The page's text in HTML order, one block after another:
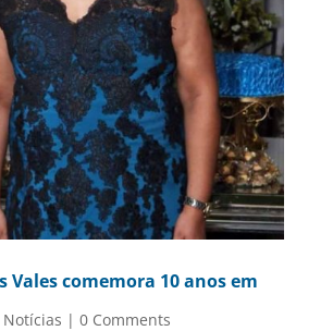
Vales comemora 10 anos em
Notícias | 0 Comments